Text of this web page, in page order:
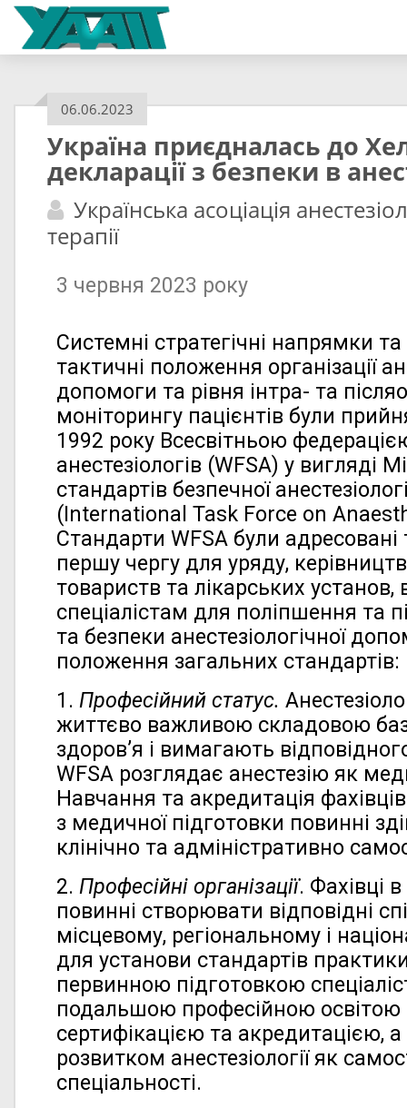
06.06.2023
Україна приєдналась до
декларації з безпеки в
Українська асоціація
терапії
3 червня 2023 року
Системні стратегічні напрямки та
тактичні положення організації
допомоги та рівня інтра- та
моніторингу пацієнтів були
1992 року Всесвітньою
анестезіологів (WFSA) у вигляді
стандартів безпечної
(International Task Force on
Cтандарти WFSA були адресовані
першу чергу для уряду,
товариств та лікарських установ,
спеціалістам для поліпшення та
та безпеки анестезіологічної
положення загальних стандартів:
1. Професійний статус.
життєво важливою складовою
здоров’я і вимагають
WFSA розглядає анестезію як
Навчання та акредитація фахівців
з медичної підготовки повинні
клінічно та адміністративно
2. Професійні організації. Фахівці в
повинні створювати відповідні
місцевому, регіональному і
для установи стандартів
первинною підготовкою
подальшою професійною освітою
сертифікацією та акредитацією,
розвитком анестезіології як
спеціальності.